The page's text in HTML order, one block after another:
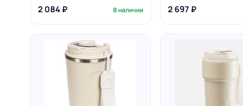
2 084 ₽ В наличии 2 697 ₽